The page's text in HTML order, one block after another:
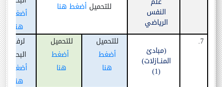
النفس
الرياضي
للتحميل أضغط هنا
أضغط
هنا
7.
(مبادئ
المنــازلات)
(
1
)
للتحميل
أضغط
هنا
للتحميل
أضغط
هنا
لرفع
البحث
أضغط
هنا